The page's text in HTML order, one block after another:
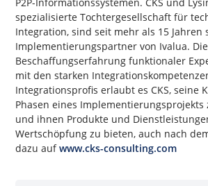
P2P-Informationssystemen. CKS und
spezialisierte Tochtergesellschaft für
Integration, sind seit mehr als 15 Jahren
Implementierungspartner von Ivalua.
Beschaffungserfahrung funktionaler
mit den starken
Integrationsprofis erlaubt es CKS, seine
Phasen eines
und ihnen Produkte und
Wertschöpfung zu bieten, auch nach
dazu aufwww.cks-consulting.com